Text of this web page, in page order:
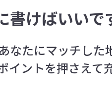
書けばいいで
なたにマッチした
イントを押さえて